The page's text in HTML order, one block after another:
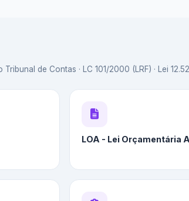
de Contas · LC 101/2000 (LRF) · Lei
LOA - Lei Orçamentária